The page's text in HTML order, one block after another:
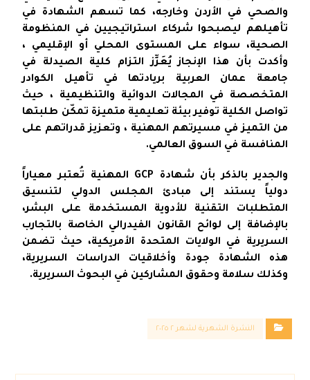
والصحي في الأردن وخارجه، كما تسهم الشهادة في
تأهيلهم ليصبحوا شركاء استراتيجيين في المنظومة
الصحية، سواء على المستوى المحلي أو الإقليمي ،
وأكدت بأن هذا الإنجاز يُعَزِّز التزام كلية الصيدلة في
جامعة عمان العربية بريادتها في تأهيل الكوادر
المتخصصة في المجالات الدوائية والتنظيمية ، حيث
تواصل الكلية توفير بيئة تعليمية متميزة تمكّن طلبتها
من التميز في مسيرتهم المهنية ، وتعزيز قدراتهم على
المنافسة في السوق العالمي.
والجدير بالذكر بأن شهادة GCP المهنية تُعتبر معياراً
دولياً يستند إلى مبادئ المجلس الدولي لتنسيق
المتطلبات التقنية للأدوية المستخدمة على البشر،
بالإضافة إلى لوائح القانون الفيدرالي الخاصة بالتجارب
السريرية في الولايات المتحدة الأمريكية، حيث تضمن
هذه الشهادة جودة وأخلاقيات الدراسات السريرية،
وكذلك سلامة وحقوق المشاركين في البحوث السريرية.
النشرة الشهرية لشهر ٢ ٢٠٢٥